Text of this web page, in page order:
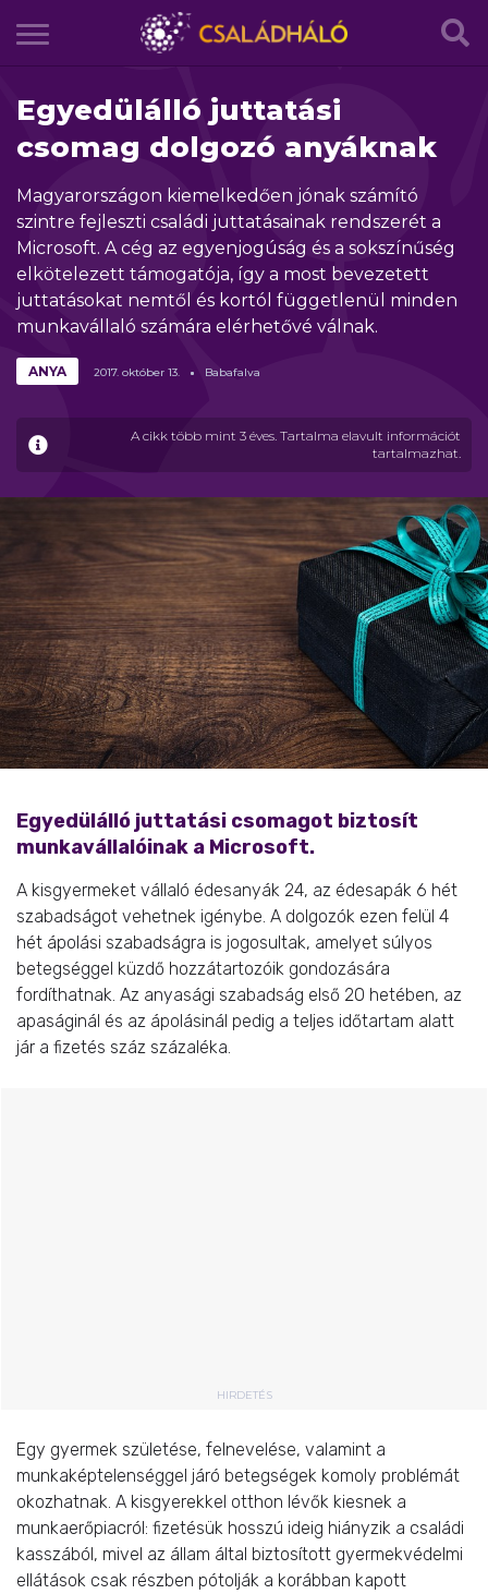
Egyedülálló juttatási
csomag dolgozó anyáknak
Magyarországon kiemelkedően jónak számító
szintre fejleszti családi juttatásainak rendszerét a
Microsoft. A cég az egyenjogúság és a sokszínűség
elkötelezett támogatója, így a most bevezetett
juttatásokat nemtől és kortól függetlenül minden
munkavállaló számára elérhetővé válnak.
A cikk több mint 3 éves. Tartalma elavult információt
tartalmazhat.
ANYA 2017. október 13. Babafalva
Egyedülálló juttatási csomagot biztosít
munkavállalóinak a Microsoft.
A kisgyermeket vállaló édesanyák 24, az édesapák 6 hét
szabadságot vehetnek igénybe. A dolgozók ezen felül 4
hét ápolási szabadságra is jogosultak, amelyet súlyos
betegséggel küzdő hozzátartozóik gondozására
fordíthatnak. Az anyasági szabadság első 20 hetében, az
apaságinál és az ápolásinál pedig a teljes időtartam alatt
jár a fizetés száz százaléka.
HIRDETÉS
Egy gyermek születése, felnevelése, valamint a
munkaképtelenséggel járó betegségek komoly problémát
okozhatnak. A kisgyerekkel otthon lévők kiesnek a
munkaerőpiacról: fizetésük hosszú ideig hiányzik a családi
kasszából, mivel az állam által biztosított gyermekvédelmi
ellátások csak részben pótolják a korábban kapott